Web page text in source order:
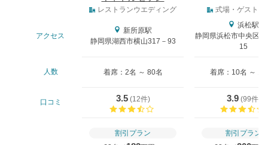
レストランウエディング 式場・ゲストハ
アクセス
新所原駅
静岡県湖西市横山317－93
浜松駅
静岡県浜松市中央区
15
人数 着席：2名 ～ 80名 着席：10名 ～
口コミ 3.5(12件)
3.9(99件)
割引プラン
割引プラン